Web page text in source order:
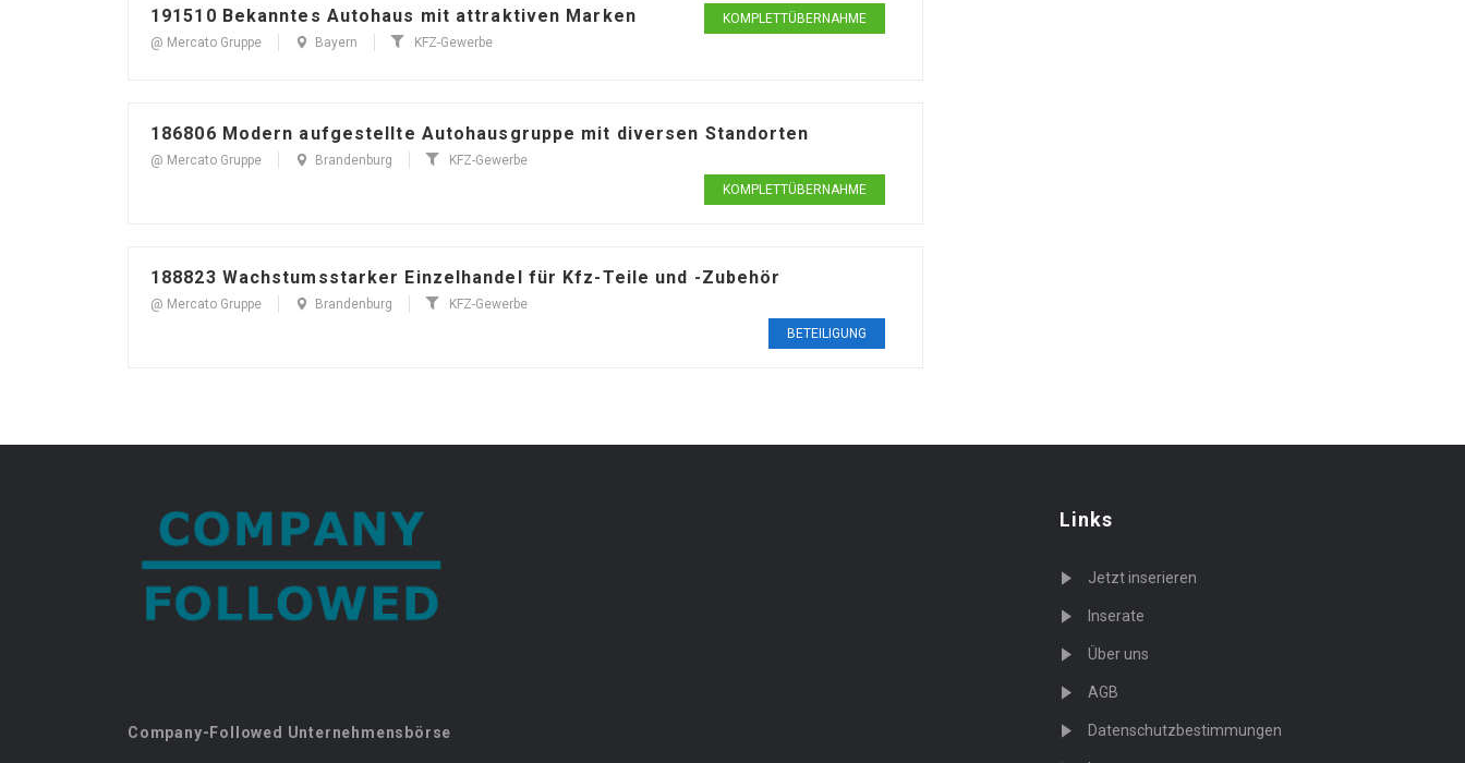
191510 Bekanntes Autohaus mit attraktiven Marken
@ Mercato Gruppe Bayern KFZ-Gewerbe
KOMPLETTÜBERNAHME
186806 Modern aufgestellte Autohausgruppe mit diversen Standorten
@ Mercato Gruppe Brandenburg
KFZ-Gewerbe
KOMPLETTÜBERNAHME
188823 Wachstumsstarker Einzelhandel für Kfz-Teile und -Zubehör
@ Mercato Gruppe Brandenburg
KFZ-Gewerbe
BETEILIGUNG
Company-Followed Unternehmensbörse
Links
Jetzt inserieren
Inserate
Über uns
AGB
Datenschutzbestimmungen